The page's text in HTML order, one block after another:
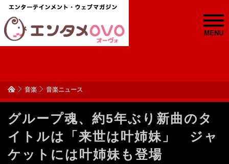
MENU
音楽 音楽ニュース
グループ魂、約5年ぶり新曲のタ
イトルは「来世は叶姉妹」 ジャ
ケットには叶姉妹も登場